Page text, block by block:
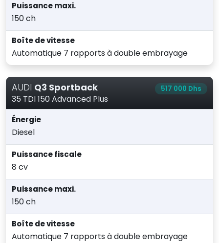
Puissance maxi.
150 ch
Boîte de vitesse
Automatique 7 rapports à double embrayage
AUDI Q3 Sportback
35 TDI 150 Advanced Plus
517 000 Dhs
Énergie
Diesel
Puissance fiscale
8 cv
Puissance maxi.
150 ch
Boîte de vitesse
Automatique 7 rapports à double embrayage